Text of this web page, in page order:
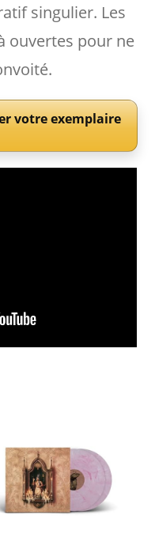
singulier. Les
ouvertes pour ne
votre exemplaire